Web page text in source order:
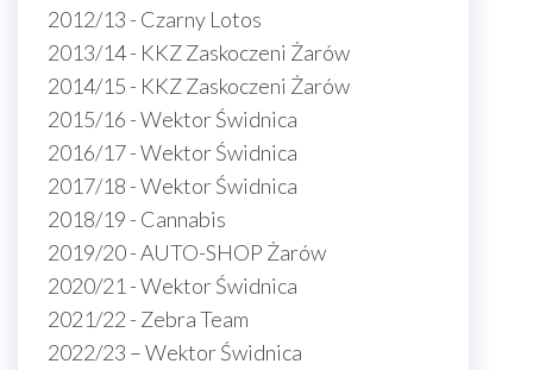
2012/13 - Czarny Lotos
2013/14 - KKZ Zaskoczeni Żarów
2014/15 - KKZ Zaskoczeni Żarów
2015/16 - Wektor Świdnica
2016/17 - Wektor Świdnica
2017/18 - Wektor Świdnica
2018/19 - Cannabis
2019/20 - AUTO-SHOP Żarów
2020/21 - Wektor Świdnica
2021/22 - Zebra Team
2022/23 – Wektor Świdnica